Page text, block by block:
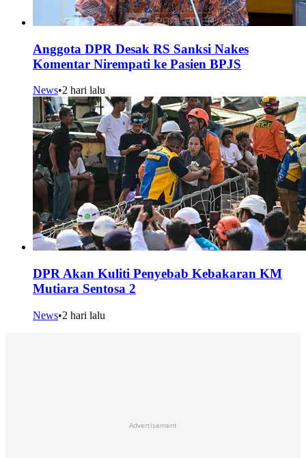
Anggota DPR Desak RS Sanksi Nakes
Komentar Nirempati ke Pasien BPJS
News•2 hari lalu
DPR Akan Kuliti Penyebab Kebakaran KM
Mutiara Sentosa 2
News•2 hari lalu
Advertisement